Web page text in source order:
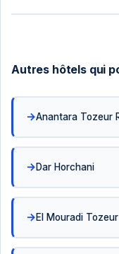
Autres hôtels qui
Anantara Tozeur
Dar Horchani
El Mouradi Tozeur